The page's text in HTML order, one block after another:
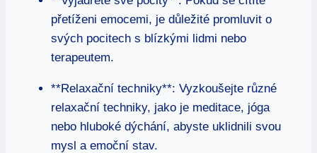
přetíženi emocemi, je důležité promluvit o
svých pocitech s blízkými lidmi nebo
terapeutem.
**Relaxační techniky**: Vyzkoušejte různé
relaxační techniky, jako je meditace, jóga
nebo hluboké dýchání, abyste uklidnili svou
mysl a emoční stav.